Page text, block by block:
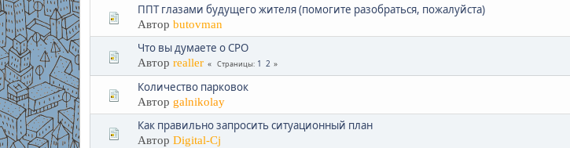
ППТ глазами будущего жителя (помогите разобраться, пожалуйста)
Автор butovman
Что вы думаете о СРО
Автор realler Страницы 1 2
Количество парковок
Автор galnikolay
Как правильно запросить ситуационный план
Автор Digital-Cj